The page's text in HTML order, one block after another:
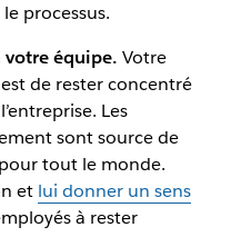
processus.
votre équipe. Votre
de rester concentré
Les
sont source de
tout le monde.
et lui donner un sens
à rester